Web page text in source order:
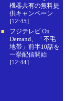
機器共有の無料提
供キャンペーン
[12:45]
■
フジテレビ On
Demand、「不毛
地帯」前半10話を
一挙配信開始
[12:44]